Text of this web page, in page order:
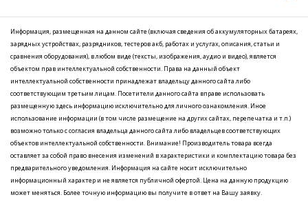
Информация, размещенная на данном сайте (включая сведения об аккумуляторных батареях,
зарядных устройствах, разрядников, тестеров акб, работах и услугах, описания, статьи и
сравнения оборудования), в любом виде (тексты, изображения, аудио и видео), является
объектом прав интеллектуальной собственности. Права на данный объект
интеллектуальной собственности принадлежат владельцу данного сайта либо
соответствующим третьим лицам. Посетители данного сайта вправе использовать
размещенную здесь информацию исключительно для личного ознакомления. Иное
использование информации (в том числе размещение на других сайтах, перепечатка и т.п.)
возможно только с согласия владельца данного сайта либо владельцев соответствующих
объектов интеллектуальной собственности. Внимание! Производитель товара всегда
оставляет за собой право внесения изменений в характеристики и комплектацию товара без
предварительного уведомления. Информация на сайте носит исключительно
информационный характер и не является публичной офертой. Цена на данную продукцию
может меняться. Более точную информацию вы получите в ответ на Вашу заявку.